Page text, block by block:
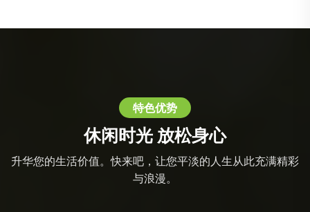
特色优势
休闲时光 放松身心
升华您的生活价值。快来吧，让您平淡的人生从此充满精彩
与浪漫。